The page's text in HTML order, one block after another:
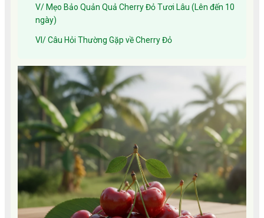
V/ Mẹo Bảo Quản Quả Cherry Đỏ Tươi Lâu (Lên đến 10
ngày)
VI/ Câu Hỏi Thường Gặp về Cherry Đỏ